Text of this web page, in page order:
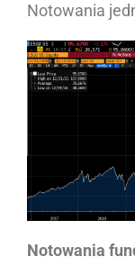
Notowania
Notowania